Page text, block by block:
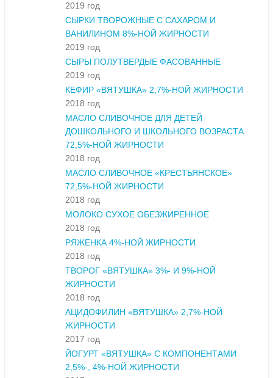
2019 год
СЫРКИ ТВОРОЖНЫЕ С САХАРОМ И
ВАНИЛИНОМ 8%-НОЙ ЖИРНОСТИ
2019 год
СЫРЫ ПОЛУТВЕРДЫЕ ФАСОВАННЫЕ
2019 год
КЕФИР «ВЯТУШКА» 2,7%-НОЙ ЖИРНОСТИ
2018 год
МАСЛО СЛИВОЧНОЕ ДЛЯ ДЕТЕЙ
ДОШКОЛЬНОГО И ШКОЛЬНОГО ВОЗРАСТА
72,5%-НОЙ ЖИРНОСТИ
2018 год
МАСЛО СЛИВОЧНОЕ «КРЕСТЬЯНСКОЕ»
72,5%-НОЙ ЖИРНОСТИ
2018 год
МОЛОКО СУХОЕ ОБЕЗЖИРЕННОЕ
2018 год
РЯЖЕНКА 4%-НОЙ ЖИРНОСТИ
2018 год
ТВОРОГ «ВЯТУШКА» 3%- И 9%-НОЙ
ЖИРНОСТИ
2018 год
АЦИДОФИЛИН «ВЯТУШКА» 2,7%-НОЙ
ЖИРНОСТИ
2017 год
ЙОГУРТ «ВЯТУШКА» С КОМПОНЕНТАМИ
2,5%-, 4%-НОЙ ЖИРНОСТИ